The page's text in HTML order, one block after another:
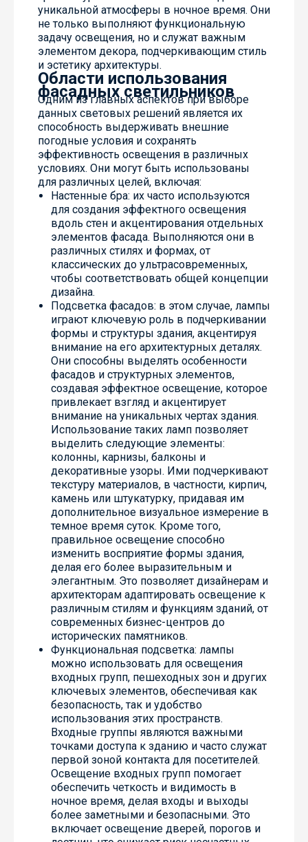
уникальной атмосферы в ночное время. Они
не только выполняют функциональную
задачу освещения, но и служат важным
элементом декора, подчеркивающим стиль
и эстетику архитектуры.
Области использования
фасадных светильников
Одним из главных аспектов при выборе
данных световых решений является их
способность выдерживать внешние
погодные условия и сохранять
эффективность освещения в различных
условиях. Они могут быть использованы
для различных целей, включая:
Настенные бра: их часто используются
для создания эффектного освещения
вдоль стен и акцентирования отдельных
элементов фасада. Выполняются они в
различных стилях и формах, от
классических до ультрасовременных,
чтобы соответствовать общей концепции
дизайна.
Подсветка фасадов: в этом случае, лампы
играют ключевую роль в подчеркивании
формы и структуры здания, акцентируя
внимание на его архитектурных деталях.
Они способны выделять особенности
фасадов и структурных элементов,
создавая эффектное освещение, которое
привлекает взгляд и акцентирует
внимание на уникальных чертах здания.
Использование таких ламп позволяет
выделить следующие элементы:
колонны, карнизы, балконы и
декоративные узоры. Ими подчеркивают
текстуру материалов, в частности, кирпич,
камень или штукатурку, придавая им
дополнительное визуальное измерение в
темное время суток. Кроме того,
правильное освещение способно
изменить восприятие формы здания,
делая его более выразительным и
элегантным. Это позволяет дизайнерам и
архитекторам адаптировать освещение к
различным стилям и функциям зданий, от
современных бизнес-центров до
исторических памятников.
Функциональная подсветка: лампы
можно использовать для освещения
входных групп, пешеходных зон и других
ключевых элементов, обеспечивая как
безопасность, так и удобство
использования этих пространств.
Входные группы являются важными
точками доступа к зданию и часто служат
первой зоной контакта для посетителей.
Освещение входных групп помогает
обеспечить четкость и видимость в
ночное время, делая входы и выходы
более заметными и безопасными. Это
включает освещение дверей, порогов и